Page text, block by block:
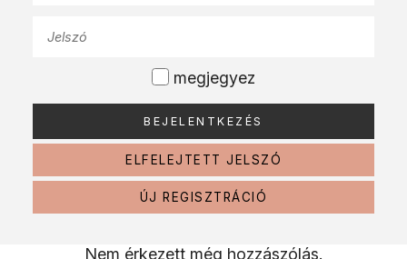
megjegyez
ELFELEJTETT JELSZÓ
ÚJ REGISZTRÁCIÓ
Nem érkezett még hozzászólás.